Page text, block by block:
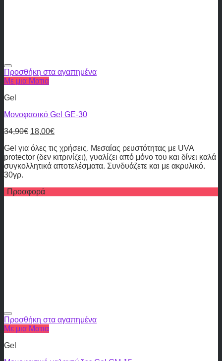
Προσθήκη στα αγαπημένα
Με μια Ματια
Gel
Μονοφασικό Gel GE-30
34,90€ 18,00€
Gel για όλες τις χρήσεις. Μεσαίας ρευστότητας με UVA
protector (δεν κιτρινίζει), γυαλίζει από μόνο του και δίνει καλά
συγκολλητικά αποτελέσματα. Συνδυάζετε και με ακρυλικό.
30γρ.
Προσφορά
Προσθήκη στα αγαπημένα
Με μια Ματια
Gel